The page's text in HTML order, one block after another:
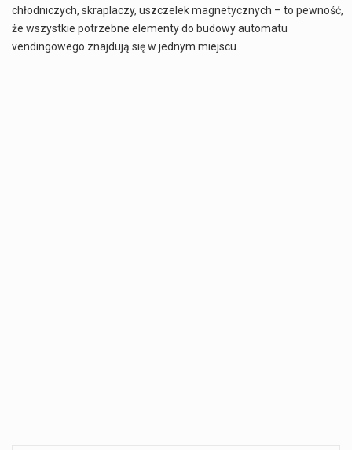
chłodniczych, skraplaczy, uszczelek magnetycznych – to pewność,
że wszystkie potrzebne elementy do budowy automatu
vendingowego znajdują się w jednym miejscu.